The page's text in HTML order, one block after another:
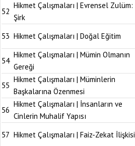
52
Hikmet Çalışmaları | Evrensel Zulüm:
Şirk
53 Hikmet Çalışmaları | Doğal Eğitim
54
Hikmet Çalışmaları | Mümin Olmanın
Gereği
55
Hikmet Çalışmaları | Müminlerin
Başkalarına Özenmesi
56
Hikmet Çalışmaları | İnsanların ve
Cinlerin Muhalif Yapısı
57 Hikmet Çalışmaları | Faiz-Zekat İlişkisi